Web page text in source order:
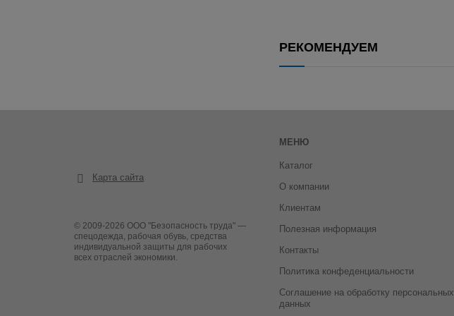
РЕКОМЕНДУЕМ
Карта сайта
© 2009-2026 ООО "Безопасность труда" —
спецодежда, рабочая обувь, средства
индивидуальной защиты для рабочих
всех отраслей экономики.
МЕНЮ
Каталог
О компании
Клиентам
Полезная информация
Контакты
Политика конфеденциальности
Соглашение на обработку персональных
данных